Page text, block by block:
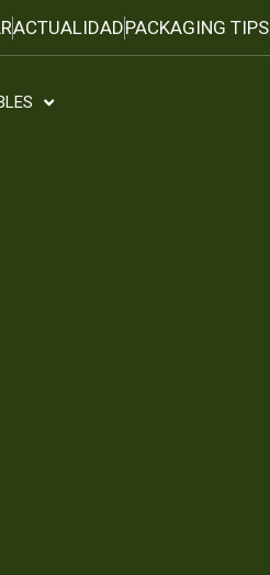
ACTUALIDADPACKAGING TIPS